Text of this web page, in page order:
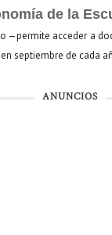
de la
—permite acceder a
septiembre de cada
ANUNCIOS